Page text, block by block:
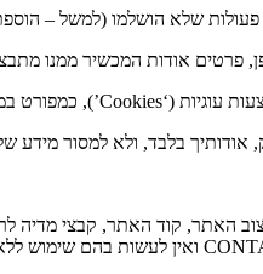
האתר, קוד האתר, קבצי מדיה
ואין לעשות בהם שימוש